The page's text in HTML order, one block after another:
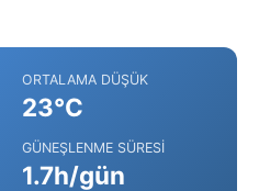
ORTALAMA DÜŞÜK
23°C
GÜNEŞLENME SÜRESI
1.7h/gün